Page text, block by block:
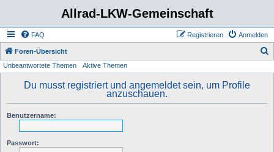
Allrad-LKW-Gemeinschaft
FAQ Anmelden
Registrieren
Foren-Übersicht
Unbeantwortete Themen Aktive Themen
Du musst registriert und angemeldet sein, um Profile
anzuschauen.
Benutzername:
Passwort: